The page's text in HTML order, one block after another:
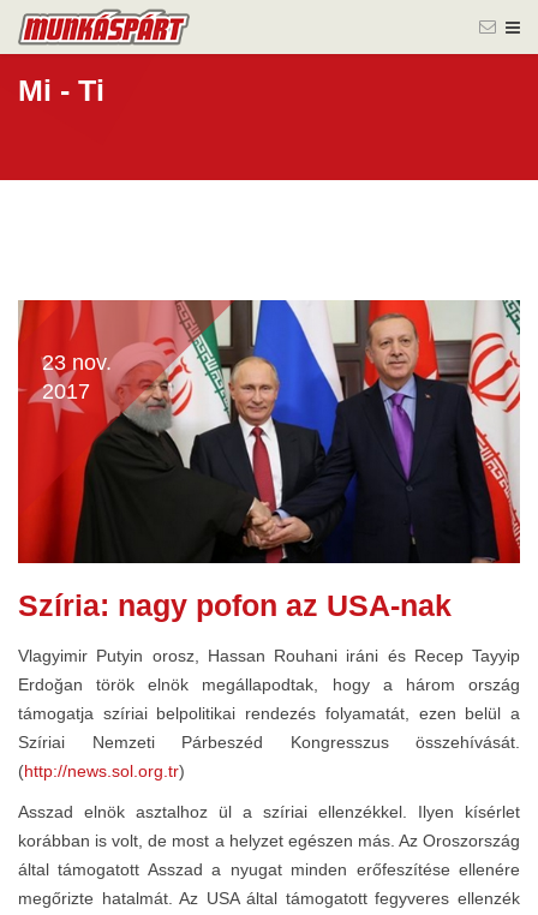
Mi - Ti
23 nov.
2017
Szíria: nagy pofon az USA-nak
Vlagyimir Putyin orosz, Hassan Rouhani iráni és Recep Tayyip
Erdoğan török elnök megállapodtak, hogy a három ország
támogatja szíriai belpolitikai rendezés folyamatát, ezen belül a
Szíriai Nemzeti Párbeszéd Kongresszus összehívását.
(http://news.sol.org.tr)
Asszad elnök asztalhoz ül a szíriai ellenzékkel. Ilyen kísérlet
korábban is volt, de most a helyzet egészen más. Az Oroszország
által támogatott Asszad a nyugat minden erőfeszítése ellenére
megőrizte hatalmát. Az USA által támogatott fegyveres ellenzék